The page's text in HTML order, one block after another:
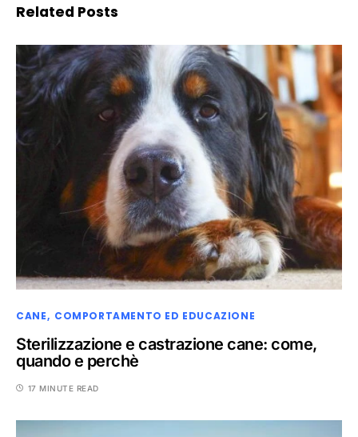
Related Posts
CANE COMPORTAMENTO ED EDUCAZIONE
Sterilizzazione e castrazione cane: come,
quando e perchè
17 MINUTE READ